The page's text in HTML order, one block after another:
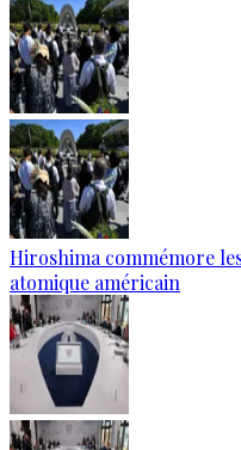
Hiroshima commémore
atomique américain